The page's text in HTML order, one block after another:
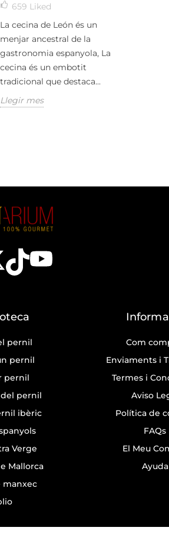
659 Liked
La cecina de León és un
menjar ancestral de la
gastronomia espanyola, La
cecina és un embotit
tradicional que destaca...
Llegir mes
pernil
pernil
pernil
pernil
ibèric
Verge
Mallorca
manxec
Com
Enviaments i
Termes i
Aviso
Política de
FAQs
El Meu
Ayuda